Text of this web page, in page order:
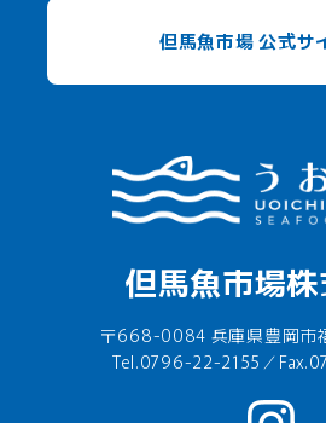
但馬魚市場 公式サ
但馬魚市場
〒668-0084 兵庫県豊岡市
Tel.0796-22-2155／